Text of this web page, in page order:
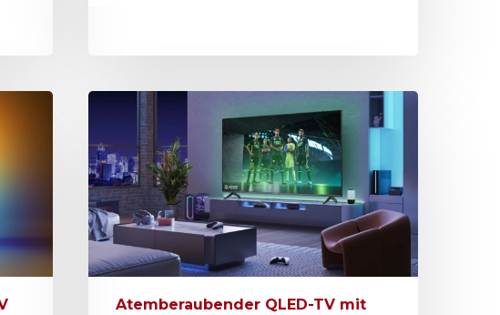
Atemberaubender QLED-TV mit